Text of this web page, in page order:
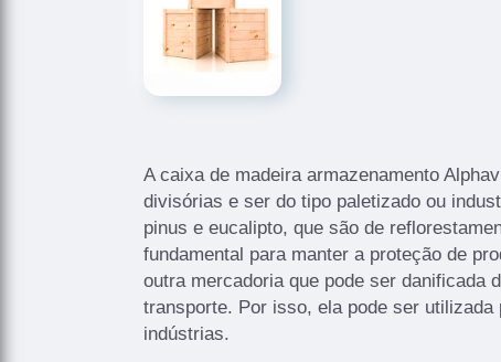
A caixa de madeira armazenamento
divisórias e ser do tipo paletizado ou
pinus e eucalipto, que são de
fundamental para manter a proteção de
outra mercadoria que pode ser danificada
transporte. Por isso, ela pode ser utilizada
indústrias.